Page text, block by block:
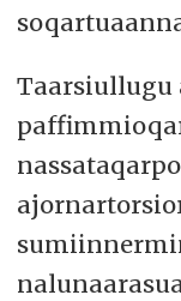
Taarsiullugu